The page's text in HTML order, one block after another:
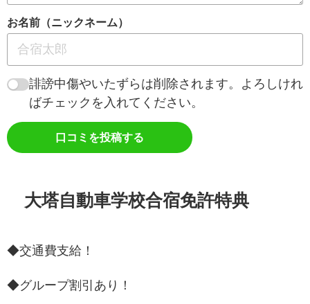
お名前（ニックネーム）
誹謗中傷やいたずらは削除されます。よろしけれ
ばチェックを入れてください。
口コミを投稿する
大塔自動車学校合宿免許特典
◆交通費支給！
◆グループ割引あり！